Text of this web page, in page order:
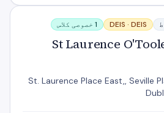
St Laurence
DEIS · DEIS 1 خصوصی کلاس
St Laurence
St. Laurence Place East,, Seville